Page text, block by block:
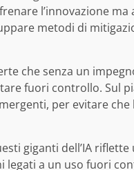
l’innovazione
metodi di
che senza un
fuori controllo. Sul
per evitare
giganti dell’IA
legati a un uso fuori